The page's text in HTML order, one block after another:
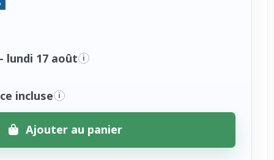
lundi 17 août i
incluse i
Ajouter au panier